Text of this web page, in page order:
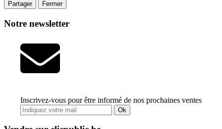
Partager Fermer
Notre newsletter
Inscrivez-vous pour être informé de nos prochaines ventes
Ok